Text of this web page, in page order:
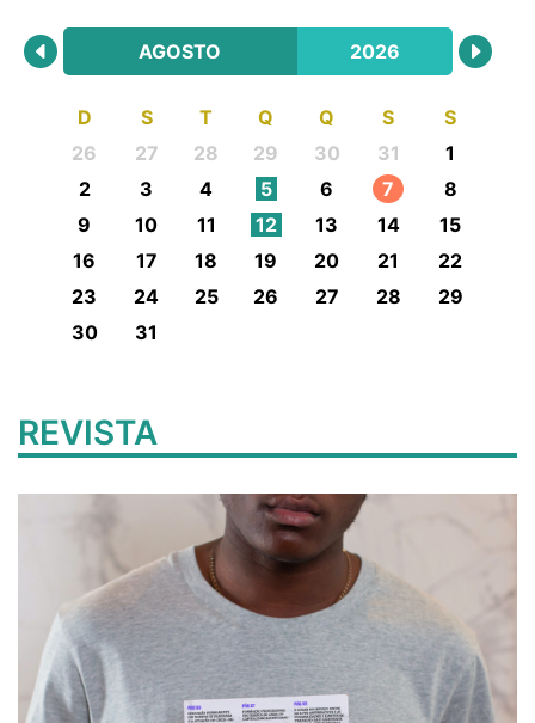
AGOSTO 2026
D S T Q Q S
S
26
27 28 29 30 31
1
2
3 4 5 6 7
8
9
10 11 12 13 14
15
16
17 18 19 20 21
22
23
24 25 26 27 28
29
30
31
REVISTA